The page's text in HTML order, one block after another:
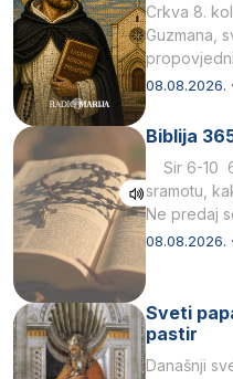
Crkva 8.
Guzmana,
Svojim
08.08.2026.
Biblija
Sir 6-10
sramotu,
Ne predaj
08.08.2026.
Sveti
pastir
Današnji